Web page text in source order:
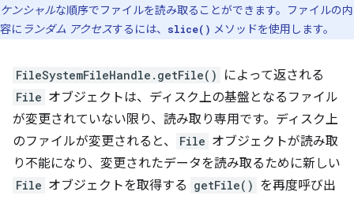
ケンシャルな順序でファイルを読み取ることができます。ファイルの内
容に ランダム アクセスするには、 slice() メソッドを使用します。
FileSystemFileHandle.getFile() によって返される
File オブジェクトは、ディスク上の基盤となるファイル
が変更されていない限り、読み取り専用です。ディスク上
のファイルが変更されると、
File オブジェクトが読み取
り不能になり、変更されたデータを読み取るために新しい
File オブジェクトを取得する getFile() を再度呼び出